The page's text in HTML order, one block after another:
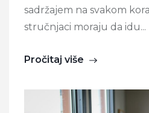
sadržajem na svakom
stručnjaci moraju da idu...
Pročitaj više